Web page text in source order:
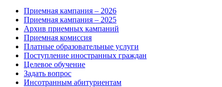
Приемная кампания – 2026
Приемная кампания – 2025
Архив приемных кампаний
Приемная комиссия
Платные образовательные услуги
Поступление иностранных граждан
Целевое обучение
Задать вопрос
Инсотранным абитуриентам